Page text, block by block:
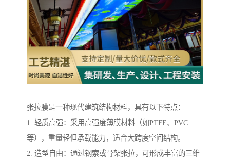
张拉膜是一种现代建筑结构材料，具有以下特点：
1. 轻质高强：采用高强度薄膜材料（如PTFE、PVC
等），重量轻但承载能力，适合大跨度空间结构。
2. 造型自由：通过钢索或骨架张拉，可形成丰富的三维